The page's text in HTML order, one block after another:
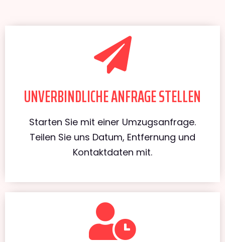
UNVERBINDLICHE ANFRAGE STELLEN
Starten Sie mit einer Umzugsanfrage.
Teilen Sie uns Datum, Entfernung und
Kontaktdaten mit.